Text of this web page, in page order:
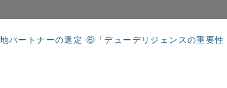
パートナーの選定 ⑥「デューデリジェンスの重要性